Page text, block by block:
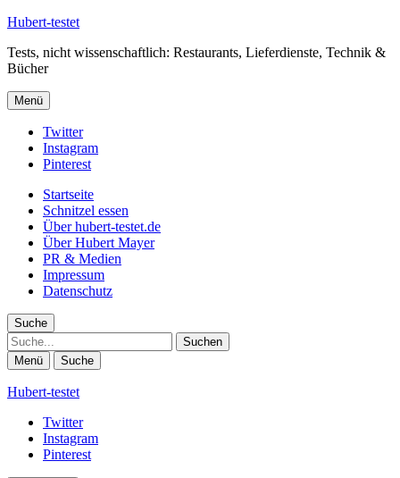
Hubert-testet
Tests, nicht wissenschaftlich: Restaurants, Lieferdienste, Technik &
Bücher
Menü
Twitter
Instagram
Pinterest
Startseite
Schnitzel essen
Über hubert-testet.de
Über Hubert Mayer
PR & Medien
Impressum
Datenschutz
Suche
Suche
Menü Suche
Hubert-testet
Twitter
Instagram
Pinterest